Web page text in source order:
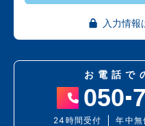
入力情報
お電話で
050
24時間受付 年中無